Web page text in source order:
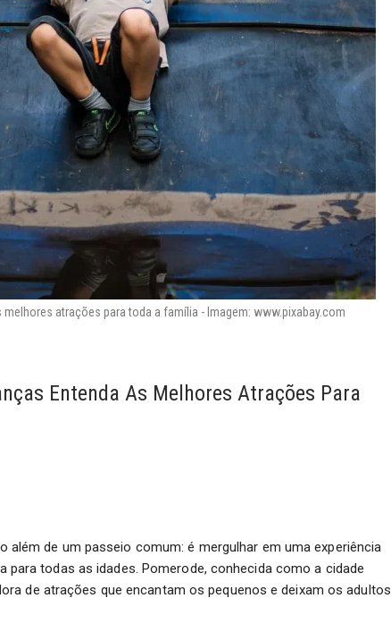
atrações para toda a família - Imagem: www.pixabay.com
Entenda As Melhores Atrações Para
além de um passeio comum: é mergulhar em uma experiência
para todas as idades. Pomerode, conhecida como a cidade
de atrações que encantam os pequenos e deixam os adultos